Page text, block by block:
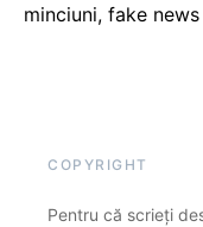
minciuni, fake news
COPYRIGHT
Pentru că scrieți